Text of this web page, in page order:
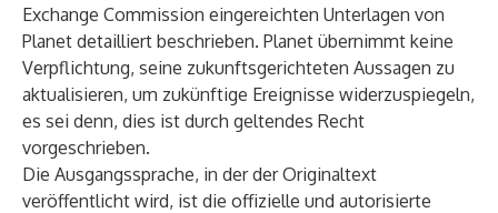
Exchange Commission eingereichten Unterlagen von
Planet detailliert beschrieben. Planet übernimmt keine
Verpflichtung, seine zukunftsgerichteten Aussagen zu
aktualisieren, um zukünftige Ereignisse widerzuspiegeln,
es sei denn, dies ist durch geltendes Recht
vorgeschrieben.
Die Ausgangssprache, in der der Originaltext
veröffentlicht wird, ist die offizielle und autorisierte